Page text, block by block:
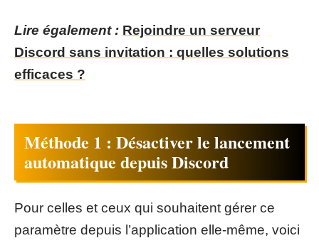
Lire également : Rejoindre un serveur
Discord sans invitation : quelles solutions
efficaces ?
Méthode 1 : Désactiver le lancement
automatique depuis Discord
Pour celles et ceux qui souhaitent gérer ce
paramètre depuis l’application elle-même, voici